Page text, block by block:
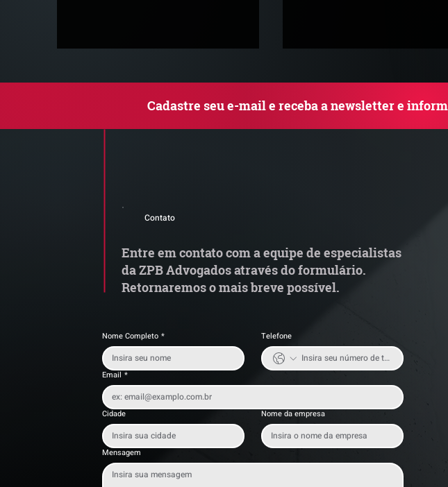
do transporte rodoviário de
cargas e exige atenção das
Cadastre seu e-mail e receba a newsletter e
Contato
Entre em contato com a equipe de especialistas
da ZPB Advogados através do formulário.
Retornaremos o mais breve possível.
Nome Completo * Telefone
Email *
Cidade Nome da empresa
Mensagem